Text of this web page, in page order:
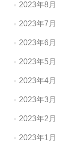
2023年8月
2023年7月
2023年6月
2023年5月
2023年4月
2023年3月
2023年2月
2023年1月